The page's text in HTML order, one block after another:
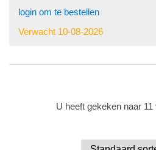
login om te bestellen
Verwacht 10-08-2026
U heeft gekeken naar 11